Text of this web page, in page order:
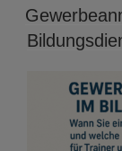
AM